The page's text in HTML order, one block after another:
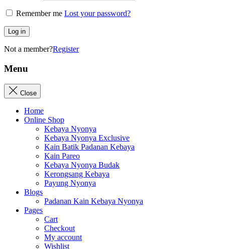
Remember me Lost your password?
Log in
Not a member?Register
Menu
Close
Home
Online Shop
Kebaya Nyonya
Kebaya Nyonya Exclusive
Kain Batik Padanan Kebaya
Kain Pareo
Kebaya Nyonya Budak
Kerongsang Kebaya
Payung Nyonya
Blogs
Padanan Kain Kebaya Nyonya
Pages
Cart
Checkout
My account
Wishlist